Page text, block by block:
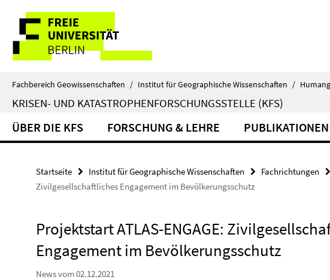
direkt
Inhalt
Service-
Navigation
Fachbereich Geowissenschaften / Institut für Geographische Wissenschaften /
KRISEN- UND KATASTROPHENFORSCHUNGSSTELLE (KFS)
ÜBER DIE KFS FORSCHUNG & LEHRE
Startseite Institut für Geographische Wissenschaften Fachrichtungen
Zivilgesellschaftliches Engagement im Bevölkerungsschutz
Projektstart ATLAS-ENGAGE:
Engagement im Bevölkerungsschutz
News vom 02.12.2021